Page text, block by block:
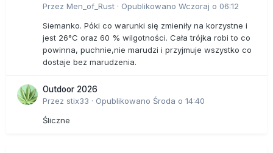
Przez Men_of_Rust · Opublikowano Wczoraj o 06:12
Siemanko. Póki co warunki się zmieniły na korzystne i
jest 26°C oraz 60 % wilgotności. Cała trójka robi to co
powinna, puchnie,nie marudzi i przyjmuje wszystko co
dostaje bez marudzenia.
Outdoor 2026
Przez stix33 · Opublikowano Środa o 14:40
Śliczne